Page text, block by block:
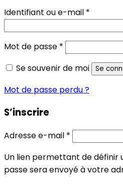
Identifiant ou e-mail *
Mot de passe *
Se souvenir de moi
Se
Mot de passe perdu ?
S’inscrire
Adresse e-mail *
Un lien permettant de définir
passe sera envoyé à votre